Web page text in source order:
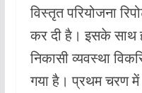
विस्तृत परियोजना
कर दी है। इसके
निकासी व्यवस्था
गया है। प्रथम चरण